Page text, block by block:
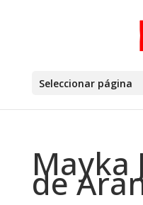
Seleccionar página
Mayka
de